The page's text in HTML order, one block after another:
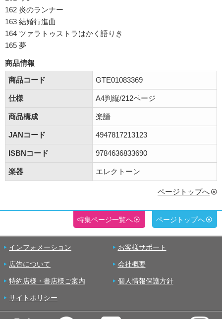
162 炎のランナー
163 結婚行進曲
164 ツァラトゥストラはかく語りき
165 夢
商品情報
商品コード
GTE01083369
仕様 A4判縦/212ページ
商品構成 楽譜
JANコード 4947817213123
ISBNコード 9784636833690
楽器 エレクトーン
ページトップへ
特集ページ一覧へ ページトップへ
インフォメーション お客様サポート
広告について 会社概要
特約店様・書店様ご案内 個人情報保護方針
サイトポリシー